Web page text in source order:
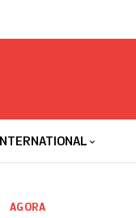
INTERNATIONAL
AGORA